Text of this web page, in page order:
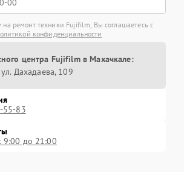
на ремонт техники Fujifilm, Вы соглашаетесь с
конфиденциальности
центра Fujifilm в Махачкале:
Дахадаева, 109
55-83
9:00 до 21:00